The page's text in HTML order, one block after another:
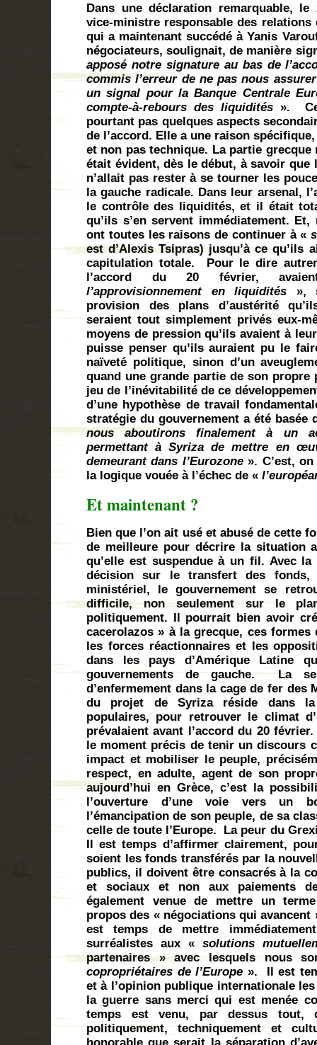
Dans une déclaration remarquable,
vice-ministre responsable des relations
qui a maintenant succédé à Yanis
négociateurs, soulignait, de manière
apposé notre signature au bas de
commis l’erreur de ne pas nous
un signal pour la Banque Centrale
compte-à-rebours des liquidités ».
pourtant pas quelques aspects
de l’accord. Elle a une raison
et non pas technique. La partie grecque
était évident, dès le début, à savoir que
n’allait pas rester à se tourner les
la gauche radicale. Dans leur arsenal,
le contrôle des liquidités, et il était
qu’ils s’en servent immédiatement.
ont toutes les raisons de continuer à «
est d’Alexis Tsipras) jusqu’à ce qu’ils
capitulation totale.
Pour le dire
l’accord du 20 février,
l’approvisionnement en liquidités »,
provision des plans d’austérité
seraient tout simplement privés eux-
moyens de pression qu’ils avaient à
puisse penser qu’ils auraient pu le
naïveté politique, sinon d’un
quand une grande partie de son propre
jeu de l’inévitabilité de ce
d’une hypothèse de travail
stratégie du gouvernement a été basée
nous aboutirons finalement à un
permettant à Syriza de mettre en
demeurant dans l’Eurozone». C’est,
la logique vouée à l’échec de «
Et maintenant ?
Bien que l’on ait usé et abusé de cette
de meilleure pour décrire la situation
qu’elle est suspendue à un fil. Avec
décision sur le transfert des
ministériel, le gouvernement se
difficile, non seulement sur le
politiquement. Il pourrait bien avoir
cacerolazos » à la grecque, ces
les forces réactionnaires et les
dans les pays d’Amérique Latine
gouvernements de gauche.
La
d’enfermement dans la cage de fer des
du projet de Syriza réside dans la
populaires, pour retrouver le climat
prévalaient avant l’accord du 20
le moment précis de tenir un discours
impact et mobiliser le peuple,
respect, en adulte, agent de son
aujourd’hui en Grèce, c’est la
l’ouverture d’une voie vers un
l’émancipation de son peuple, de sa
celle de toute l’Europe.
La peur du
Il est temps d’affirmer clairement,
soient les fonds transférés par la
publics, il doivent être consacrés à la
et sociaux et non aux paiements
également venue de mettre un
propos des « négociations qui avancent
est temps de mettre
surréalistes aux « solutions
partenaires » avec lesquels nous
copropriétaires de l’Europe ».
Il est
et à l’opinion publique internationale
la guerre sans merci qui est menée
temps est venu, par dessus tout,
politiquement, techniquement et